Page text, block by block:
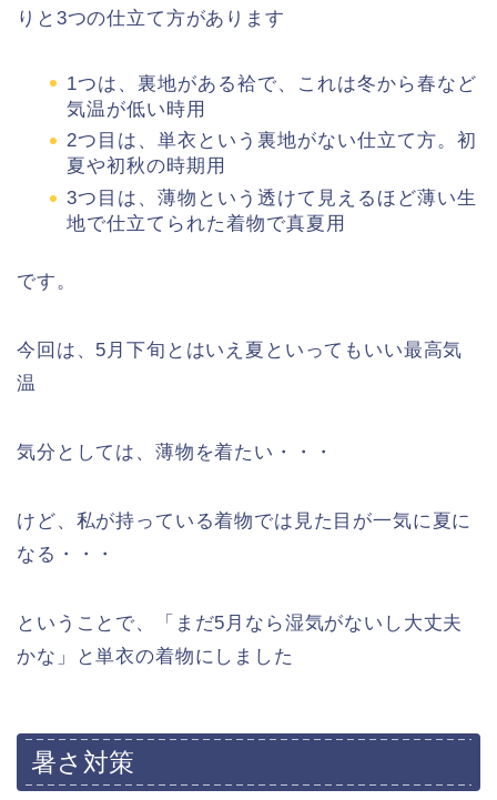
りと3つの仕立て方があります
1つは、裏地がある袷で、これは冬から春など
気温が低い時用
2つ目は、単衣という裏地がない仕立て方。初
夏や初秋の時期用
3つ目は、薄物という透けて見えるほど薄い生
地で仕立てられた着物で真夏用
です。
今回は、5月下旬とはいえ夏といってもいい最高気
温
気分としては、薄物を着たい・・・
けど、私が持っている着物では見た目が一気に夏に
なる・・・
ということで、「まだ5月なら湿気がないし大丈夫
かな」と単衣の着物にしました
暑さ対策